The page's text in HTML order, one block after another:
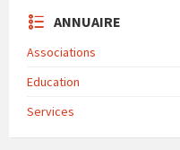
ANNUAIRE
Associations
Education
Services